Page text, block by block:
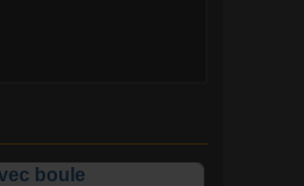
boule